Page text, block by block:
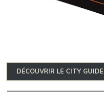
DÉCOUVRIR LE CITY GUIDE